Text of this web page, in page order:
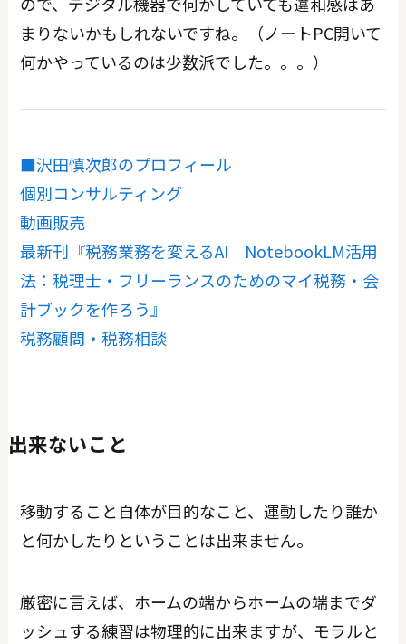
まりないかもしれないですね。（ノートPC開いて
何かやっているのは少数派でした。。。）
■沢田慎次郎のプロフィール
個別コンサルティング
動画販売
最新刊『税務業務を変えるAI NotebookLM活用
法：税理士・フリーランスのためのマイ税務・会
計ブックを作ろう』
税務顧問・税務相談
出来ないこと
移動すること自体が目的なこと、運動したり誰か
と何かしたりということは出来ません。
厳密に言えば、ホームの端からホームの端までダ
ッシュする練習は物理的に出来ますが、モラルと